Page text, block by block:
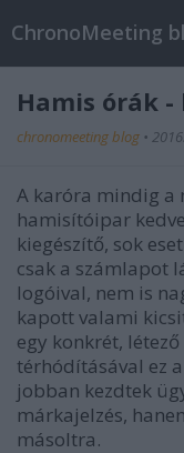
ChronoMeeting
Hamis órák
chronomeeting blog •
A karóra mindig a
hamisítóipar
kiegészítő, sok
csak a számlapot
logóival, nem is
kapott valami
egy konkrét,
térhódításával ez
jobban kezdtek
márkajelzés,
másoltra.